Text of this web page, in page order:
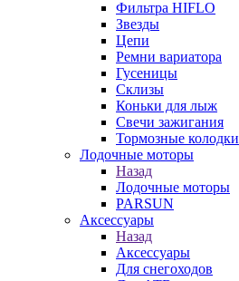
Фильтра HIFLO
Звезды
Цепи
Ремни вариатора
Гусеницы
Склизы
Коньки для лыж
Свечи зажигания
Тормозные колодки
Лодочные моторы
Назад
Лодочные моторы
PARSUN
Аксессуары
Назад
Аксессуары
Для снегоходов